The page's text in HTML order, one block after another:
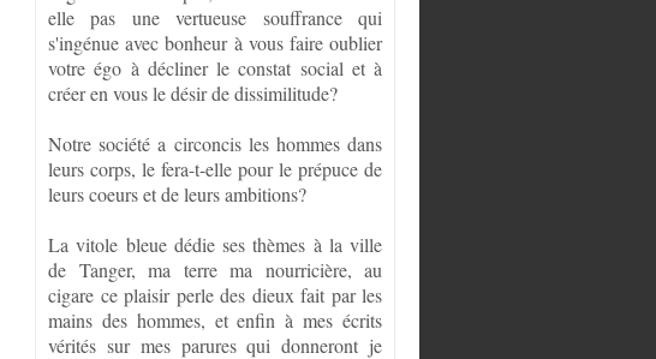
elle pas une vertueuse souffrance qui
s'ingénue avec bonheur à vous faire oublier
votre égo à décliner le constat social et à
créer en vous le désir de dissimilitude?
Notre société a circoncis les hommes dans
leurs corps, le fera-t-elle pour le prépuce de
leurs coeurs et de leurs ambitions?
La vitole bleue dédie ses thèmes à la ville
de Tanger, ma terre ma nourricière, au
cigare ce plaisir perle des dieux fait par les
mains des hommes, et enfin à mes écrits
vérités sur mes parures qui donneront je